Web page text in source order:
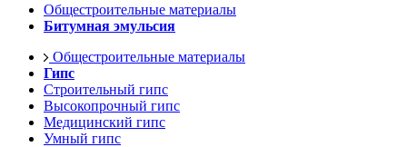
Общестроительные материалы
Битумная эмульсия
Общестроительные материалы
Гипс
Строительный гипс
Высокопрочный гипс
Медицинский гипс
Умный гипс